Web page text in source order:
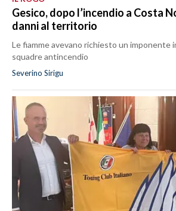
Gesico, dopo l’incendio a Costa
danni al territorio
Le fiamme avevano richiesto un imponente
squadre antincendio
Severino Sirigu